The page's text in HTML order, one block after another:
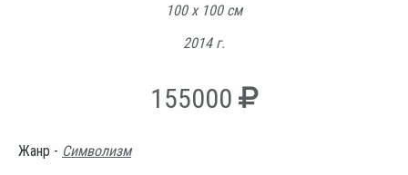
100 х 100 см
2014 г.
155000
Жанр - Символизм